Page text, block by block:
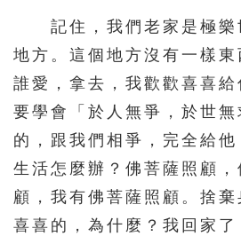
記住，我們老家是極樂
地方。這個地方沒有一樣東
誰愛，拿去，我歡歡喜喜給
要學會「於人無爭，於世
的，跟我們相爭，完全給
生活怎麼辦？佛菩薩照顧，
顧，我有佛菩薩照顧。捨
喜喜的，為什麼？我回家